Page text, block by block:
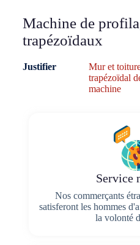
Machine de
trapézoïdaux
Justifier Mur et
trapézoïdal
machine
Service
Nos commerçants
satisferont les hommes
la volonté